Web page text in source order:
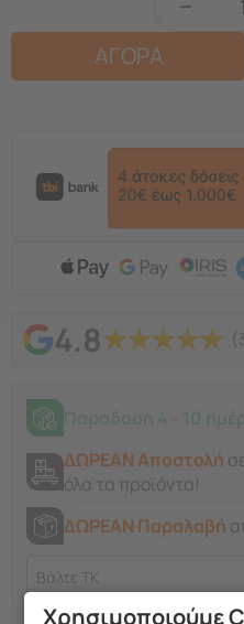
ΑΓΟΡΑ
4.8★★★★★
ΔΩΡΕΑΝ Αποστολή
όλα τα προϊόντα!
ΔΩΡΕΑΝ Παραλαβή
Χρησιμοποιούμε